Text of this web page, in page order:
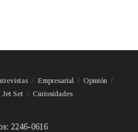
Empresarial
Opinión
Jet Set Curiosidades
2246-0616